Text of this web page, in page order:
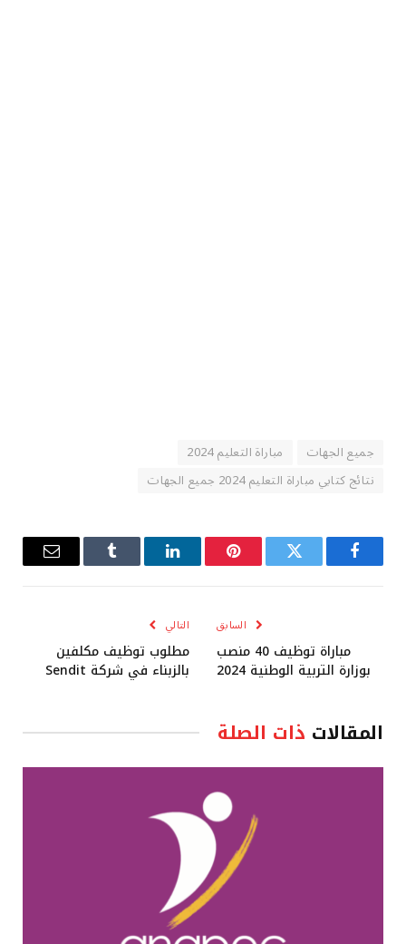
جميع الجهات
مباراة التعليم 2024
نتائج كتابي مباراة التعليم 2024 جميع الجهات
فيسبوك تويتر بينتيريستلينكدإن Tumblr
البريد
السابق
مباراة توظيف 40 منصب
بوزارة التربية الوطنية 2024
التالي
مطلوب توظيف مكلفين
بالزبناء في شركة Sendit
المقالات ذات الصلة